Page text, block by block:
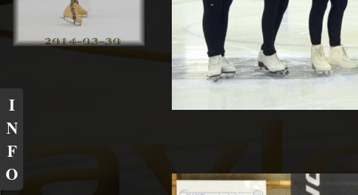
I
N
F
O